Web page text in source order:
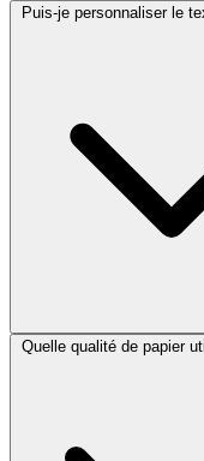
Puis-je personnaliser le
Quelle qualité de papier